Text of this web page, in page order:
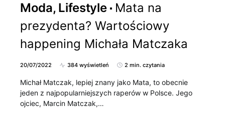
Moda, Lifestyle
Mata na
prezydenta? Wartościowy
happening Michała Matczaka
20/07/2022 384 wyświetleń 2 min. czytania
Michał Matczak, lepiej znany jako Mata, to obecnie
jeden z najpopularniejszych raperów w Polsce. Jego
ojciec, Marcin Matczak,…